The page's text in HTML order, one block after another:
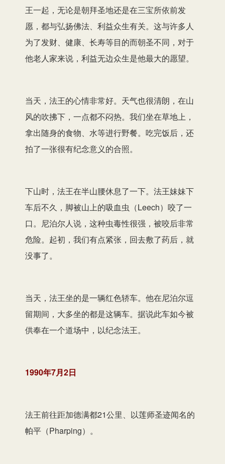
王一起，无论是朝拜圣地还是在三宝所依前发
愿，都与弘扬佛法、利益众生有关。这与许多人
为了发财、健康、长寿等目的而朝圣不同，对于
他老人家来说，利益无边众生是他最大的愿望。
当天，法王的心情非常好。天气也很清朗，在山
风的吹拂下，一点都不闷热。我们坐在草地上，
拿出随身的食物、水等进行野餐。吃完饭后，还
拍了一张很有纪念意义的合照。
下山时，法王在半山腰休息了一下。法王妹妹下
车后不久，脚被山上的吸血虫（Leech）咬了一
口。尼泊尔人说，这种虫毒性很强，被咬后非常
危险。起初，我们有点紧张，回去敷了药后，就
没事了。
当天，法王坐的是一辆红色轿车。他在尼泊尔逗
留期间，大多坐的都是这辆车。据说此车如今被
供奉在一个道场中，以纪念法王。
1990年7月2日
法王前往距加德满都21公里、以莲师圣迹闻名的
帕平（Pharping）。